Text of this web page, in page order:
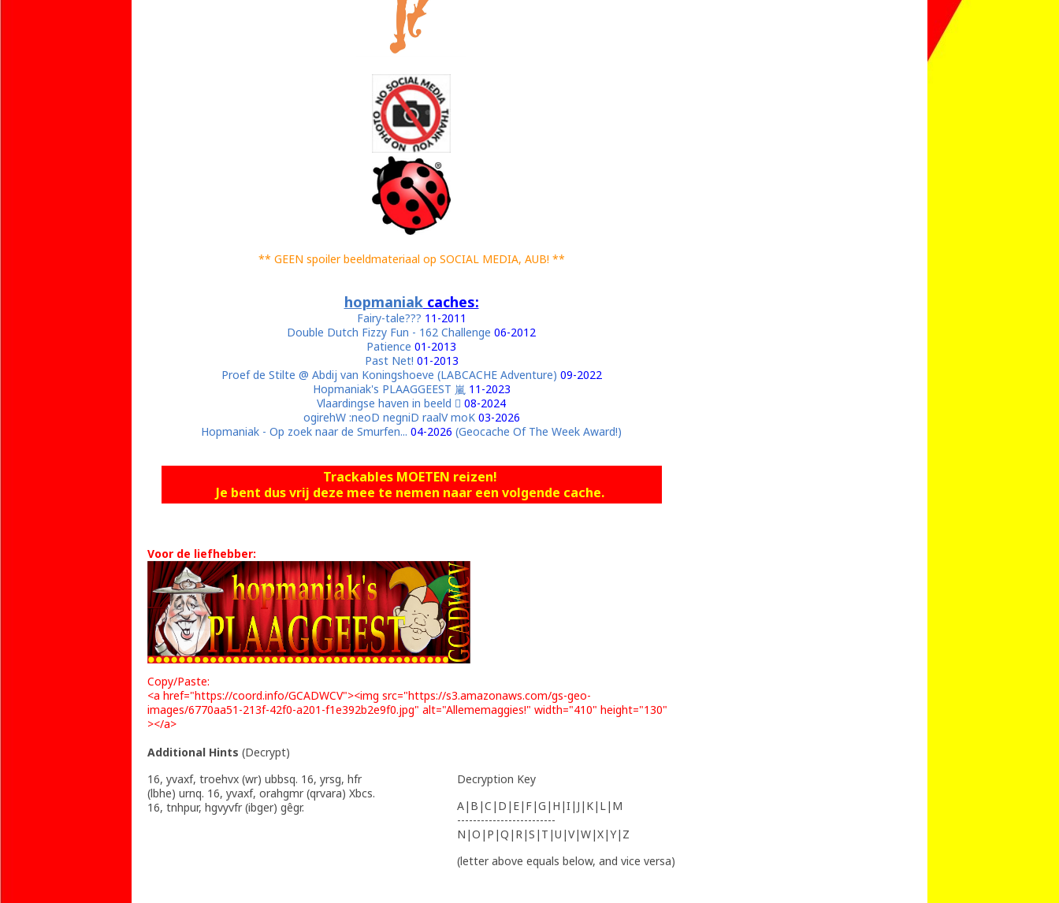
** GEEN spoiler beeldmateriaal op SOCIAL MEDIA, AUB! **
hopmaniakcaches:
Fairy-tale??? 11-2011
Double Dutch Fizzy Fun - 162 Challenge 06-2012
Patience 01-2013
Past Net! 01-2013
Proef de Stilte @ Abdij van Koningshoeve (LABCACHE Adventure) 09-2022
Hopmaniak's PLAAGGEEST 嵐 11-2023
Vlaardingse haven in beeld  08-2024
ogirehW :neoD negniD raalV moK03-2026
Hopmaniak - Op zoek naar de Smurfen... 04-2026 (Geocache Of The Week Award!)
Trackables MOETEN reizen!
Je bent dus vrij deze mee te nemen naar een volgende cache.
Voor de liefhebber:
Copy/Paste:
<a href="https://coord.info/GCADWCV"><img src="https://s3.amazonaws.com/gs-geo-
images/6770aa51-213f-42f0-a201-f1e392b2e9f0.jpg" alt="Allememaggies!" width="410" height="130"
></a>
Additional Hints (Decrypt)
16, yvaxf, troehvx (wr) ubbsq. 16, yrsg, hfr
(lbhe) urnq. 16, yvaxf, orahgmr (qrvara) Xbcs.
16, tnhpur, hgvyvfr (ibger) gêgr.
Decryption Key
A|B|C|D|E|F|G|H|I|J|K|L|M
-------------------------
N|O|P|Q|R|S|T|U|V|W|X|Y|Z
(letter above equals below, and vice versa)